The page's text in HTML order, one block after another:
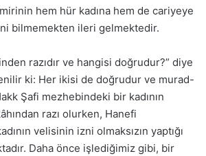
hem hür kadına hem de cariyeye
bilmemekten ileri gelmektedir.
razıdır ve hangisi doğrudur?” diye
ki: Her ikisi de doğrudur ve murad-
Şafi mezhebindeki bir kadının
razı olurken, Hanefi
velisinin izni olmaksızın yaptığı
Daha önce işlediğimiz gibi, bir